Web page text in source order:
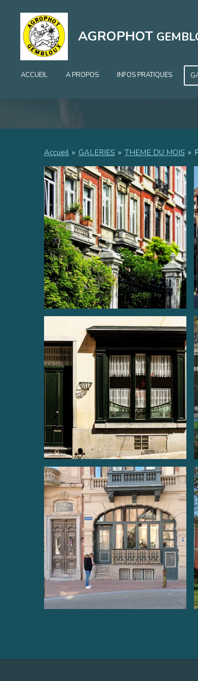
contenu
principal
AGROPHOT
ACCUEIL A PROPOS INFOS PRATIQUES
Accueil » GALERIES » THEME DU MOIS »